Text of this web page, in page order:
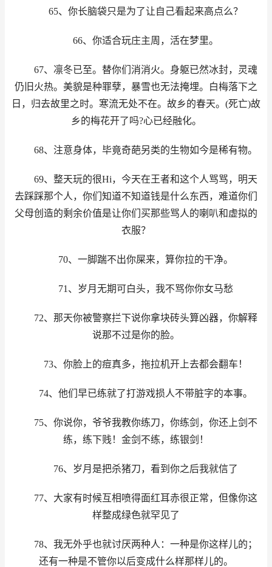
65、你长脑袋只是为了让自己看起来高点么？
66、你适合玩庄主周，活在梦里。
67、凛冬已至。替你们消消火。身躯已然冰封，灵魂
仍旧火热。美貌是种罪孽，暴雪也无法掩埋。白梅落下之
日，归去故里之时。寒流无处不在。故乡的春天。(死亡)故
乡的梅花开了吗?心已经融化。
68、注意身体，毕竟奇葩另类的生物如今是稀有物。
69、整天玩的很Hi，今天在王者和这个人骂骂，明天
去踩踩那个人，你们知道不知道钱是什么东西，难道你们
父母创造的剩余价值是让你们买那些骂人的喇叭和虚拟的
衣服？
70、一脚踹不出你屎来，算你拉的干净。
71、岁月无期可白头，我不骂你你女马愁
72、那天你被警察拦下说你拿块砖头算凶器，你解释
说那不过是你的脸。
73、你脸上的痘真多，拖拉机开上去都会翻车！
74、他们早已练就了打游戏损人不带脏字的本事。
75、你说你，爷爷我教你练刀，你练剑，你还上剑不
练，练下贱！金剑不练，练银剑！
76、岁月是把杀猪刀，看到你之后我就信了
77、大家有时候互相喷得面红耳赤很正常，但像你这
样整成绿色就罕见了
78、我无外乎也就讨厌两种人：一种是你这样儿的；
还有一种是不管你以后变成什么样那样儿的。